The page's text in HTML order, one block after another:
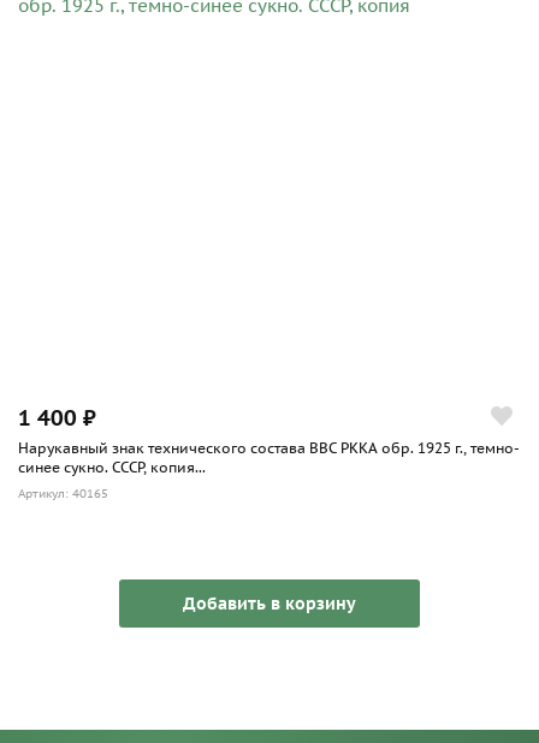
1 400 ₽
Нарукавный знак технического состава ВВС РККА обр. 1925 г., темно-
синее сукно. СССР, копия...
Артикул: 40165
Добавить в корзину